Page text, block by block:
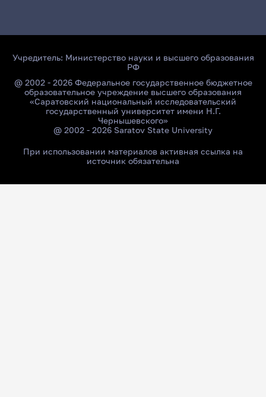
Учредитель: Министерство науки и высшего образования
РФ
@ 2002 - 2026 Федеральное государственное бюджетное
образовательное учреждение высшего образования
«Саратовский национальный исследовательский
государственный университет имени Н.Г.
Чернышевского»
@ 2002 - 2026 Saratov State University
При использовании материалов активная ссылка на
источник обязательна